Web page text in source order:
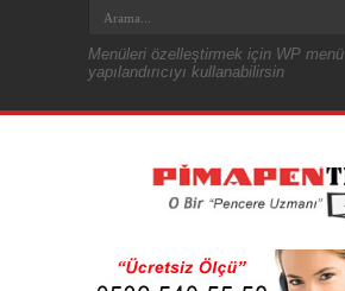
Menüleri özelleştirmek için WP menü
yapılandırıcıyı kullanabilirsin